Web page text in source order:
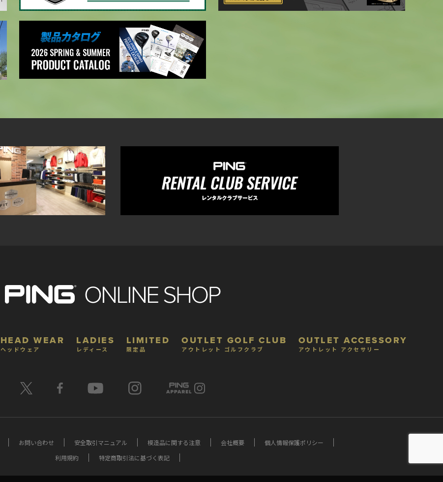
HEAD WEAR
ヘッドウェア
LADIES
レディース
LIMITED
限定品
OUTLET GOLF CLUB
アウトレット ゴルフクラブ
OUTLET ACCESSORY
アウトレット アクセサリー
お問い合わせ 安全取引マニュアル 模造品に関する注意 会社概要
個人情報保護ポリシー
利用規約
特定商取引法に基づく表記